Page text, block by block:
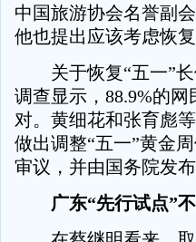
中国旅游协会名誉副
他也提出应该考虑恢
关于恢复“五一”长
调查显示，88.9%的
对。黄细花和张育彪
做出调整“五一”黄金
审议，并由国务院发
广东“先行试点”